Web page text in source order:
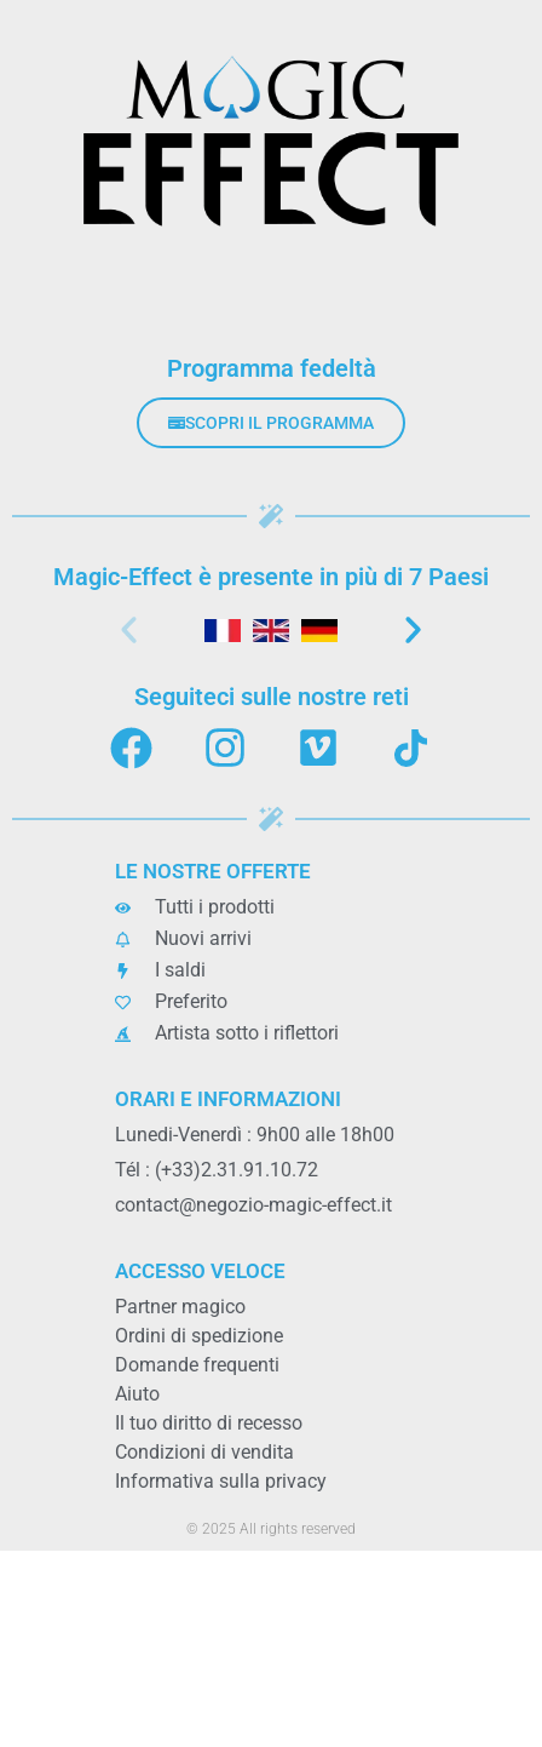
Programma fedeltà
SCOPRI IL PROGRAMMA
Magic-Effect è presente in più di 7 Paesi
Seguiteci sulle nostre reti
LE NOSTRE OFFERTE
Tutti i prodotti
Nuovi arrivi
I saldi
Preferito
Artista sotto i riflettori
ORARI E INFORMAZIONI
Lunedi-Venerdì : 9h00 alle 18h00
Tél : (+33)2.31.91.10.72
contact@negozio-magic-effect.it
ACCESSO VELOCE
Partner magico
Ordini di spedizione
Domande frequenti
Aiuto
Il tuo diritto di recesso
Condizioni di vendita
Informativa sulla privacy
© 2025 All rights reserved